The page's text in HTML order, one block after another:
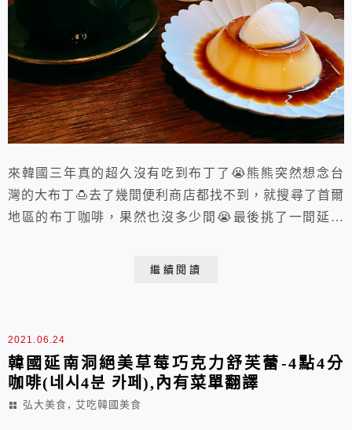
來韓國三年真的超久沒有吃到布丁了😭熊熊突然想念台
灣的大布丁🍮去了幾間便利商店都找不到，就搜尋了首爾
地區的布丁咖啡，果然也沒多少間😭最後挑了一間延南
繼續閱讀
2021.06.24
韓國延南洞絕美草莓巧克力舒芙蕾-4點4分
咖啡(네시4분 카페),內有菜單翻譯
弘大美食 , 艾吃韓國美食